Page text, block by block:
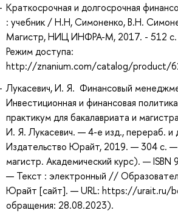
Краткосрочная и долгосрочная
: учебник / Н.Н, Симоненко, В.Н.
Магистр, НИЦ ИНФРА-М, 2017. - 512
Режим доступа:
http://znanium.com/catalog/product/
Лукасевич, И. Я. Финансовый
Инвестиционная и финансовая
практикум для бакалавриата и
И. Я. Лукасевич. — 4-е изд., перераб.
Издательство Юрайт, 2019. — 304 с. —
магистр. Академический курс). —
— Текст : электронный //
Юрайт [сайт]. — URL: https://urait.ru/
обращения: 28.08.2023).